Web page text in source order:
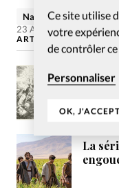
Ce site utilise
votre
de contrôler
Personnaliser
OK,
Nancy Decorvet
23 Avr 2007
ARTICLES LES PLUS
Les
La